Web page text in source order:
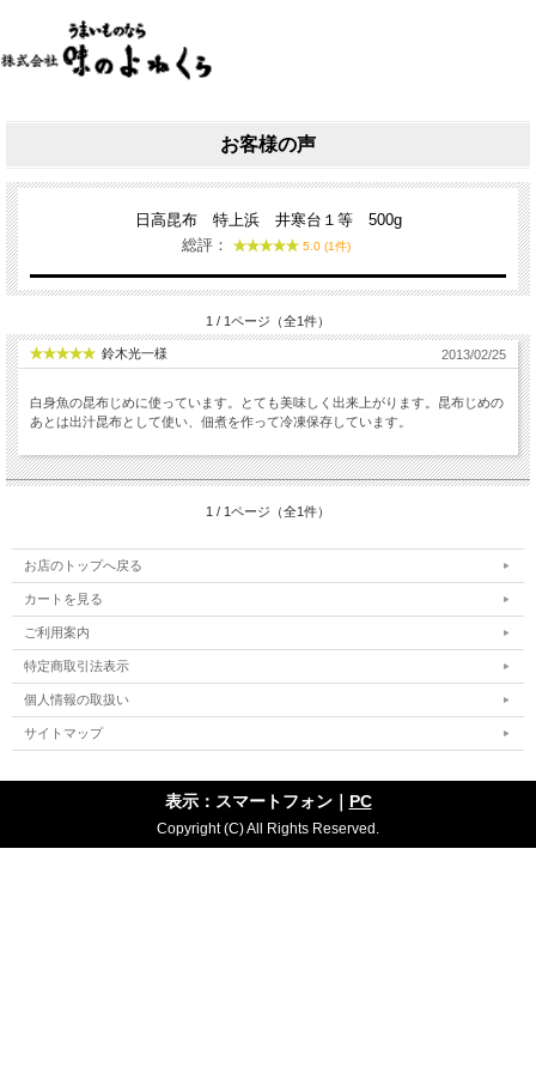
お客様の声
日高昆布 特上浜 井寒台１等 500g
総評：
5.0 (1件)
1 / 1ページ（全1件）
鈴木光一様 2013/02/25
白身魚の昆布じめに使っています。とても美味しく出来上がります。昆布じめの
あとは出汁昆布として使い、佃煮を作って冷凍保存しています。
1 / 1ページ（全1件）
お店のトップへ戻る
カートを見る
ご利用案内
特定商取引法表示
個人情報の取扱い
サイトマップ
表示：スマートフォン｜ PC
Copyright (C) All Rights Reserved.